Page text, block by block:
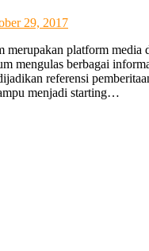
29, 2017
merupakan platform media
mengulas berbagai
referensi
menjadi starting…